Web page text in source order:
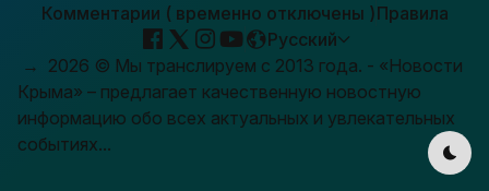
Комментарии ( временно отключены )Правила
Русский
→ 2026 © Мы транслируем с 2013 года. - «Новости
Крыма» – предлагает качественную новостную
информацию обо всех актуальных и увлекательных
событиях...